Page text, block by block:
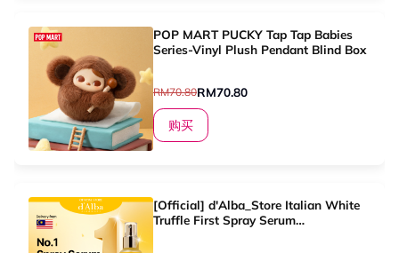
POP MART PUCKY Tap Tap Babies
Series-Vinyl Plush Pendant Blind Box
RM70.80RM70.80
购买
[Official] d'Alba_Store Italian White
Truffle First Spray Serum